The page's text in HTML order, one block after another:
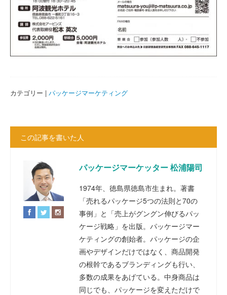
カテゴリー | パッケージマーケティング
この記事を書いた人
パッケージマーケッター 松浦陽司
1974年、徳島県徳島市生まれ。著書
「売れるパッケージ5つの法則と70の
事例」と「売上がグングン伸びるパッ
ケージ戦略」を出版。パッケージマー
ケティングの創始者。パッケージの企
画やデザインだけではなく、商品開発
の根幹であるブランディングも行い、
多数の成果をあげている。中身商品は
同じでも、パッケージを変えただけで